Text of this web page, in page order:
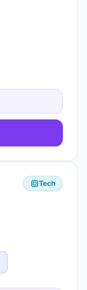
Tech